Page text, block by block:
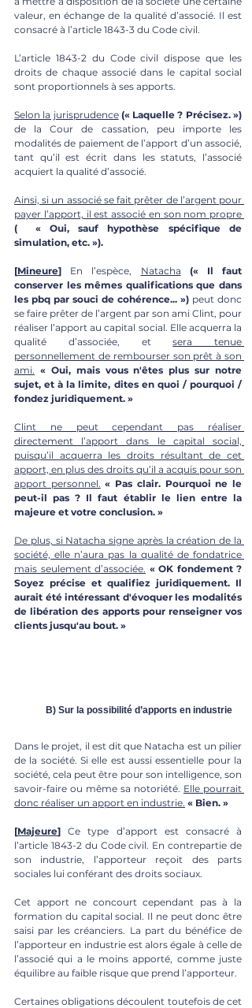
valeur, en échange de la qualité d’associé. Il est
consacré à l’article 1843-3 du Code civil.
L’article 1843-2 du Code civil dispose que les
droits de chaque associé dans le capital social
sont proportionnels à ses apports.
Selon la jurisprudence
de la Cour de cassation, peu importe les
modalités de paiement de l’apport d’un associé,
tant qu’il est écrit dans les statuts, l’associé
acquiert la qualité d’associé.
Ainsi, si un associé se fait prêter de l’argent pour
(  « Oui, sauf hypothèse spécifique de
simulation, etc. »).
[Mineure] En l’espèce, Natacha
(« Il faut
conserver les mêmes qualifications que dans
les pbq par souci de cohérence... ») peut donc
se faire prêter de l’argent par son ami Clint, pour
réaliser l’apport au capital social. Elle acquerra la
qualité d’associée, et sera tenue
personnellement de rembourser son prêt à son
ami. « Oui, mais vous n'êtes plus sur notre
sujet, et à la limite, dites en quoi / pourquoi /
fondez juridiquement. »
Clint ne peut cependant pas réaliser
directement l’apport dans le capital social,
puisqu’il acquerra les droits résultant de cet
apport, en plus des droits qu’il a acquis pour son
apport personnel. « Pas clair. Pourquoi ne le
peut-il pas ? Il faut établir le lien entre la
majeure et votre conclusion. »
De plus, si Natacha signe après la création de la
société, elle n’aura pas la qualité de fondatrice
mais seulement d’associée. « OK fondement ?
Soyez précise et qualifiez juridiquement. Il
aurait été intéressant d'évoquer les modalités
de libération des apports pour renseigner vos
clients jusqu'au bout. »
B) Sur la possibilité d’apports en industrie
Dans le projet, il est dit que Natacha est un pilier
de la société. Si elle est aussi essentielle pour la
société, cela peut être pour son intelligence, son
savoir-faire ou même sa notoriété. Elle pourrait
donc réaliser un apport en industrie. « Bien. »
[Majeure] Ce type d’apport est consacré à
l’article 1843-2 du Code civil. En contrepartie de
son industrie, l’apporteur reçoit des parts
sociales lui conférant des droits sociaux.
Cet apport ne concourt cependant pas à la
formation du capital social. Il ne peut donc être
saisi par les créanciers. La part du bénéfice de
l’apporteur en industrie est alors égale à celle de
l’associé qui a le moins apporté, comme juste
équilibre au faible risque que prend l’apporteur.
Certaines obligations découlent toutefois de cet